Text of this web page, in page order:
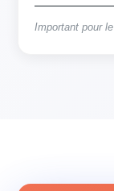
Important pour